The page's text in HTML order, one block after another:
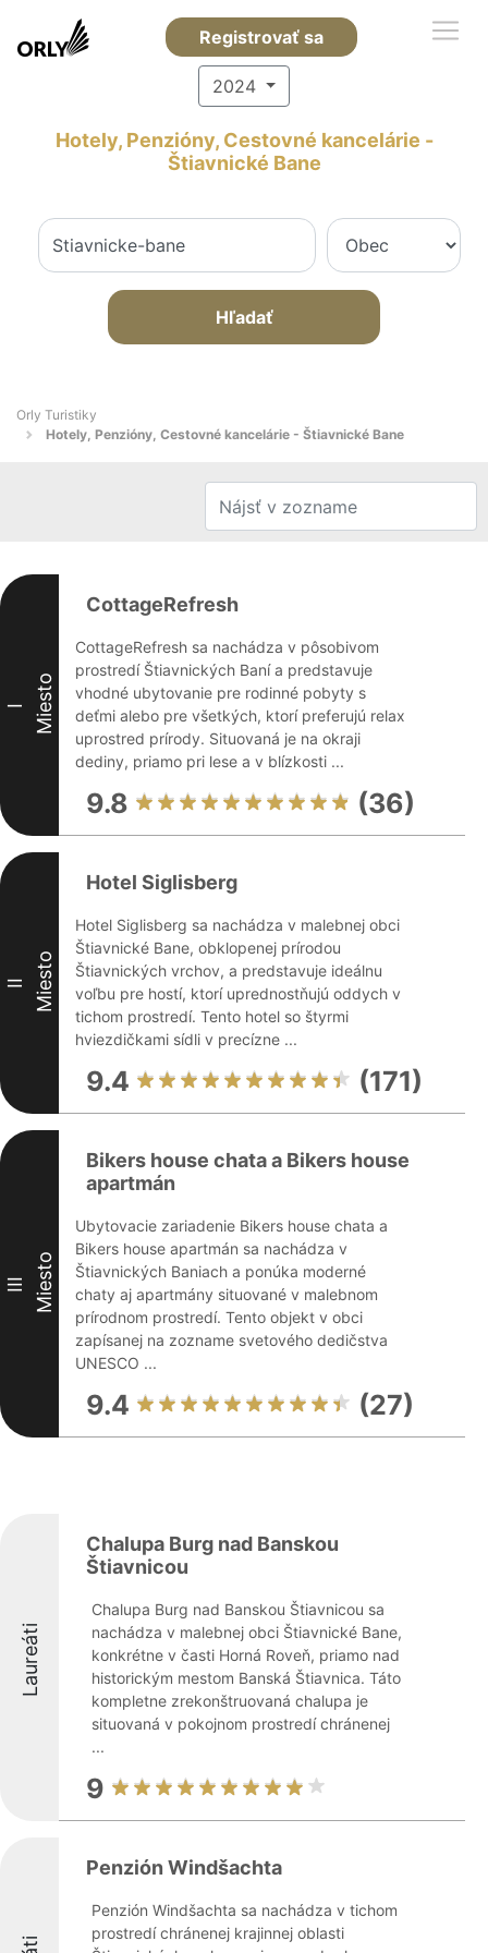
Registrovať sa
2024
Hotely, Penzióny, Cestovné kancelárie -
Štiavnické Bane
Hľadať
Orly Turistiky
Hotely, Penzióny, Cestovné kancelárie - Štiavnické Bane
I Miesto
CottageRefresh
CottageRefresh sa nachádza v pôsobivom
prostredí Štiavnických Baní a predstavuje
vhodné ubytovanie pre rodinné pobyty s
deťmi alebo pre všetkých, ktorí preferujú relax
uprostred prírody. Situovaná je na okraji
dediny, priamo pri lese a v blízkosti ...
9.8 (36)
II Miesto
Hotel Siglisberg
Hotel Siglisberg sa nachádza v malebnej obci
Štiavnické Bane, obklopenej prírodou
Štiavnických vrchov, a predstavuje ideálnu
voľbu pre hostí, ktorí uprednostňujú oddych v
tichom prostredí. Tento hotel so štyrmi
hviezdičkami sídli v precízne ...
9.4 (171)
III Miesto
Bikers house chata a Bikers house
apartmán
Ubytovacie zariadenie Bikers house chata a
Bikers house apartmán sa nachádza v
Štiavnických Baniach a ponúka moderné
chaty aj apartmány situované v malebnom
prírodnom prostredí. Tento objekt v obci
zapísanej na zozname svetového dedičstva
UNESCO ...
9.4 (27)
Laureáti
Chalupa Burg nad Banskou
Štiavnicou
Chalupa Burg nad Banskou Štiavnicou sa
nachádza v malebnej obci Štiavnické Bane,
konkrétne v časti Horná Roveň, priamo nad
historickým mestom Banská Štiavnica. Táto
kompletne zrekonštruovaná chalupa je
situovaná v pokojnom prostredí chránenej
...
9
Penzión Windšachta
Penzión Windšachta sa nachádza v tichom
prostredí chránenej krajinnej oblasti